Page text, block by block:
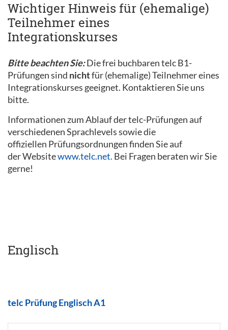
Wichtiger Hinweis für (ehemalige)
Teilnehmer eines
Integrationskurses
Bitte beachten Sie:Die frei buchbaren telc B1-
Prüfungen sind nichtfür (ehemalige) Teilnehmer eines
Integrationskurses geeignet. Kontaktieren Sie uns
bitte.
Informationen zum Ablauf der telc-Prüfungen auf
verschiedenen Sprachlevels sowie die
offiziellen Prüfungsordnungen finden Sie auf
der Websitewww.telc.net. Bei Fragen beraten wir Sie
gerne!
Englisch
telc Prüfung Englisch A1